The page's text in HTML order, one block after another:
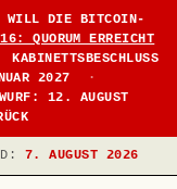
WILL DIE BITCOIN-
QUORUM ERREICHT
KABINETTSBESCHLUSS
2027
·
12. AUGUST
7. AUGUST 2026